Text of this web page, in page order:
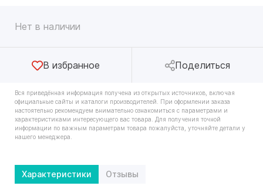
Нет в наличии
В избранное Поделиться
Вся приведённая информация получена из открытых источников, включая
официальные сайты и каталоги производителей. При оформлении заказа
настоятельно рекомендуем внимательно ознакомиться с параметрами и
характеристиками интересующего вас товара. Для получения точной
информации по важным параметрам товара пожалуйста, уточняйте детали у
нашего менеджера.
Характеристики Отзывы